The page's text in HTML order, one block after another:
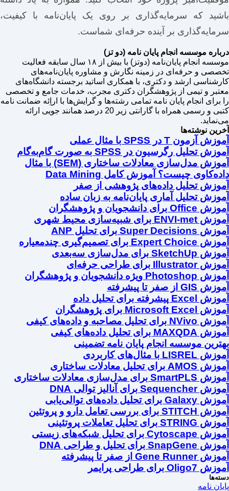
باشید که سرمایه‌گذاری بر روی یک پایان‌نامه با کیفیت،
سرمایه‌گذاری بر آینده حرفه‌ای شماست.
درباره موسسه انجام پایان نامه (دو تز)
موسسه انجام پایان‌نامه (دوتز) با بیش از ۱۸ سال سابقه فعالیت
تخصصی و حرفه‌ای در زمینه نگارش و مشاوره پایان‌نامه‌های
کارشناسی ارشد و دکتری، با همکاری اساتید برجسته دانشگاه‌های
معتبر و تیمی از پژوهشگران دکتری مجرب، خدمات جامع و تخصصی
را برای انجام پایان نامه تمامی رشته‌ها و گرایش‌ها با اراِئه ضمانت نامه
کتبی و رسمی همراه با گارانتی زیر 20 درصد همانند جویی ارائه
می‌نماید.
آخرین نوشته‌ها
آموزش آزمون T در SPSS با مثال عملی
آموزش تحلیل رگرسیون در SPSS به صورت گام‌به‌گام
آموزش مدل‌سازی معادلات ساختاری (SEM) با مثال
داده‌کاوی چیست؟ آموزش کامل Data Mining
آموزش تحلیل داده‌های پژوهشی از صفر
آموزش تحلیل آماری پایان‌نامه به زبان ساده
آموزش Office برای دانشجویان و پژوهشگران
آموزش ENVI-met برای شبیه‌سازی محیط شهری
آموزش Super Decisions برای تحلیل ANP
آموزش Expert Choice برای تصمیم‌گیری چندمعیاره
آموزش SketchUp برای مدل‌سازی سه‌بعدی
آموزش Illustrator برای طراحی حرفه‌ای
آموزش Photoshop ویژه دانشجویان و پژوهشگران
آموزش GIS از صفر تا پیشرفته
آموزش Excel پیشرفته برای تحلیل داده
آموزش Microsoft Excel برای پژوهشگران
آموزش NVivo برای تحلیل مصاحبه و داده‌های کیفی
آموزش MAXQDA برای تحلیل داده‌های کیفی
بهترین موسسه انجام پایان نامه تضمینی
آموزش LISREL با مثال‌های کاربردی
آموزش AMOS برای تحلیل معادلات ساختاری
آموزش SmartPLS برای مدل‌سازی معادلات ساختاری
آموزش Sequencher برای آنالیز توالی DNA
آموزش Galaxy برای تحلیل داده‌های توالی‌یابی
آموزش STITCH برای بررسی تعامل دارو و پروتئین
آموزش STRING برای تحلیل تعاملات پروتئینی
آموزش Cytoscape برای تحلیل شبکه‌های زیستی
آموزش SnapGene برای تحلیل و طراحی DNA
آموزش Gene Runner از صفر تا پیشرفته
آموزش Oligo7 برای طراحی پرایمر
دسته‌ها
پایان نامه